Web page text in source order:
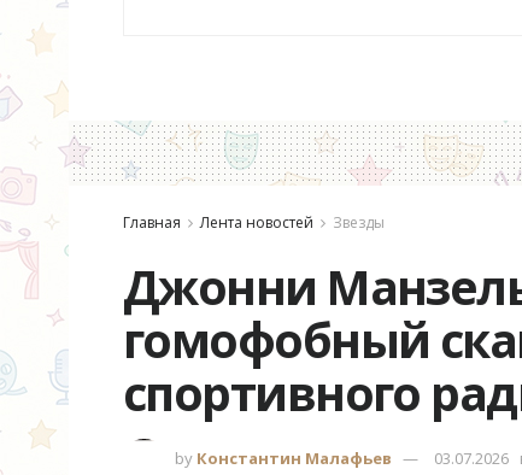
Главная Лента новостей Звезды
Джонни
гомофобный
спортивного
by Константин Малафьев 03.07.2026